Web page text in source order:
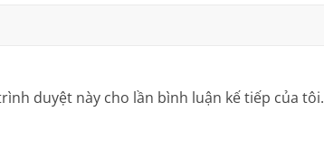
duyệt này cho lần bình luận kế tiếp của tôi.